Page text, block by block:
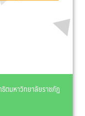
ตมหาวิทยาลัยราชภัฏ